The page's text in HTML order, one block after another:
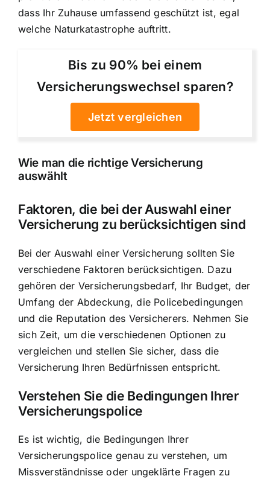
dass Ihr Zuhause umfassend geschützt ist, egal
welche Naturkatastrophe auftritt.
Bis zu 90% bei einem
Versicherungswechsel sparen?
Jetzt vergleichen
Wie man die richtige Versicherung
auswählt
Faktoren, die bei der Auswahl einer
Versicherung zu berücksichtigen sind
Bei der Auswahl einer Versicherung sollten Sie
verschiedene Faktoren berücksichtigen. Dazu
gehören der Versicherungsbedarf, Ihr Budget, der
Umfang der Abdeckung, die Policebedingungen
und die Reputation des Versicherers. Nehmen Sie
sich Zeit, um die verschiedenen Optionen zu
vergleichen und stellen Sie sicher, dass die
Versicherung Ihren Bedürfnissen entspricht.
Verstehen Sie die Bedingungen Ihrer
Versicherungspolice
Es ist wichtig, die Bedingungen Ihrer
Versicherungspolice genau zu verstehen, um
Missverständnisse oder ungeklärte Fragen zu